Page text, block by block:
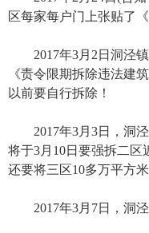
区每家每户门上张贴了
2017年3月2日洞泾镇
《责令限期拆除违法建
以前要自行拆除！
2017年3月3日，洞泾
将于3月10日要强拆二区
还要将三区10多万平方
2017年3月7日，洞泾